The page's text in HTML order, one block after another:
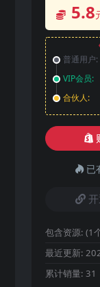
5.8
普通用户:
VIP会员:
合伙人:
已
包含资源: (1
最近更新:
累计销量: 31